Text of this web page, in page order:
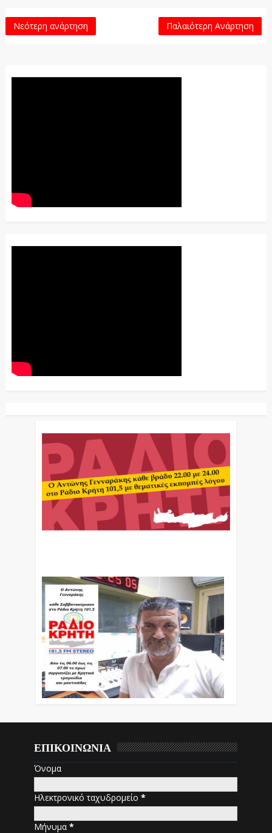
Νεότερη ανάρτηση Παλαιότερη Ανάρτηση
ΕΠΙΚΟΙΝΩΝΙΑ
Όνομα
Ηλεκτρονικό ταχυδρομείο*
Μήνυμα*